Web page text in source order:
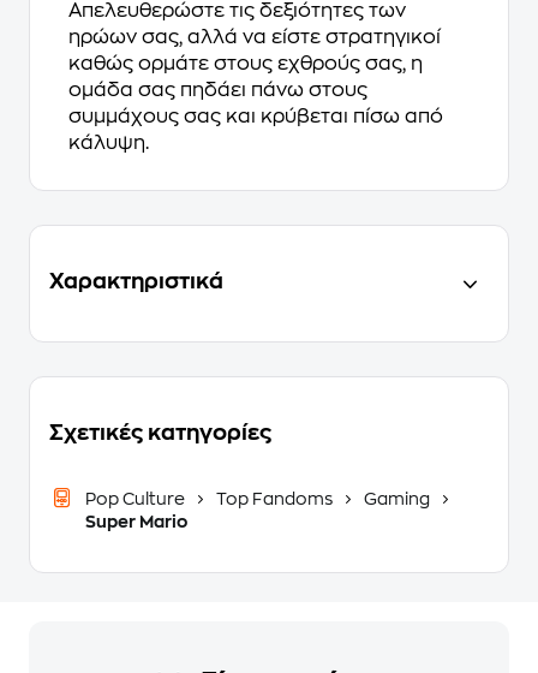
Απελευθερώστε τις δεξιότητες των
ηρώων σας, αλλά να είστε στρατηγικοί
καθώς ορμάτε στους εχθρούς σας, η
ομάδα σας πηδάει πάνω στους
συμμάχους σας και κρύβεται πίσω από
κάλυψη.
Χαρακτηριστικά
Σχετικές κατηγορίες
Pop Culture Top Fandoms
Gaming
Super Mario